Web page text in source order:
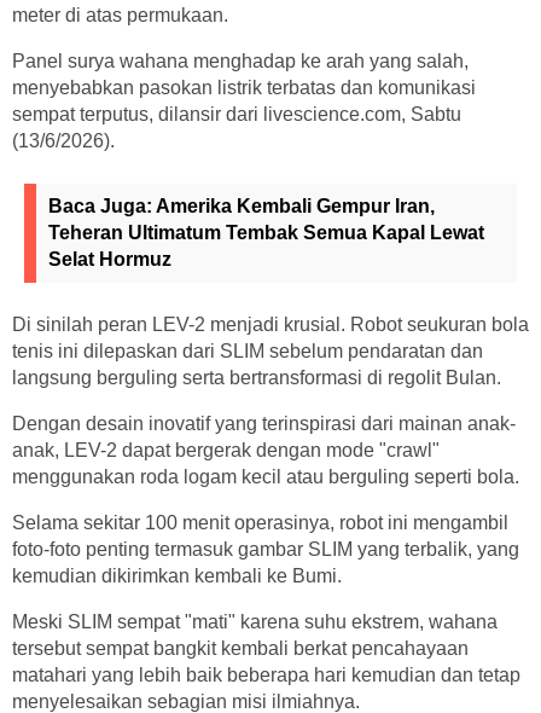
meter di atas permukaan.
Panel surya wahana menghadap ke arah yang salah,
menyebabkan pasokan listrik terbatas dan komunikasi
sempat terputus, dilansir dari livescience.com, Sabtu
(13/6/2026).
Baca Juga: Amerika Kembali Gempur Iran,
Teheran Ultimatum Tembak Semua Kapal Lewat
Selat Hormuz
Di sinilah peran LEV-2 menjadi krusial. Robot seukuran bola
tenis ini dilepaskan dari SLIM sebelum pendaratan dan
langsung berguling serta bertransformasi di regolit Bulan.
Dengan desain inovatif yang terinspirasi dari mainan anak-
anak, LEV-2 dapat bergerak dengan mode "crawl"
menggunakan roda logam kecil atau berguling seperti bola.
Selama sekitar 100 menit operasinya, robot ini mengambil
foto-foto penting termasuk gambar SLIM yang terbalik, yang
kemudian dikirimkan kembali ke Bumi.
Meski SLIM sempat "mati" karena suhu ekstrem, wahana
tersebut sempat bangkit kembali berkat pencahayaan
matahari yang lebih baik beberapa hari kemudian dan tetap
menyelesaikan sebagian misi ilmiahnya.